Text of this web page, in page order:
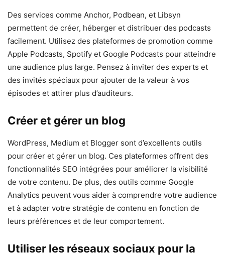
Des services comme Anchor, Podbean, et Libsyn
permettent de créer, héberger et distribuer des podcasts
facilement. Utilisez des plateformes de promotion comme
Apple Podcasts, Spotify et Google Podcasts pour atteindre
une audience plus large. Pensez à inviter des experts et
des invités spéciaux pour ajouter de la valeur à vos
épisodes et attirer plus d’auditeurs.
Créer et gérer un blog
WordPress, Medium et Blogger sont d’excellents outils
pour créer et gérer un blog. Ces plateformes offrent des
fonctionnalités SEO intégrées pour améliorer la visibilité
de votre contenu. De plus, des outils comme Google
Analytics peuvent vous aider à comprendre votre audience
et à adapter votre stratégie de contenu en fonction de
leurs préférences et de leur comportement.
Utiliser les réseaux sociaux pour la